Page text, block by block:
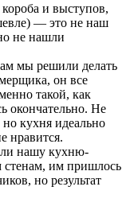
и выступов,
— это не наш
не нашли
мы решили делать
он все
такой, как
окончательно. Не
кухня идеально
нравится.
нашу кухню-
стенам, им пришлось
но результат